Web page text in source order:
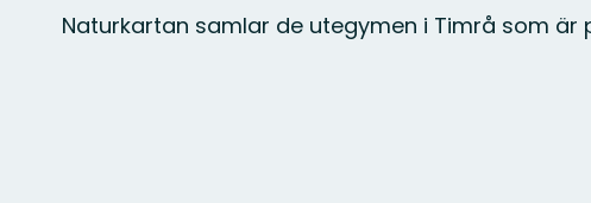
Naturkartan samlar de utegymen i Timrå som